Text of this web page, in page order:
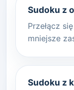
Sudoku z
Przełącz
mniejsze
Sudoku z